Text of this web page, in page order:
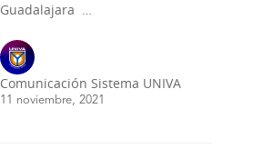
Guadalajara …
Comunicación Sistema UNIVA
11 noviembre, 2021